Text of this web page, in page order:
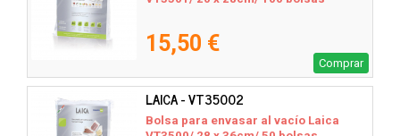
15,50 €
Comprar
LAICA - VT35002
Bolsa para envasar al vacío Laica